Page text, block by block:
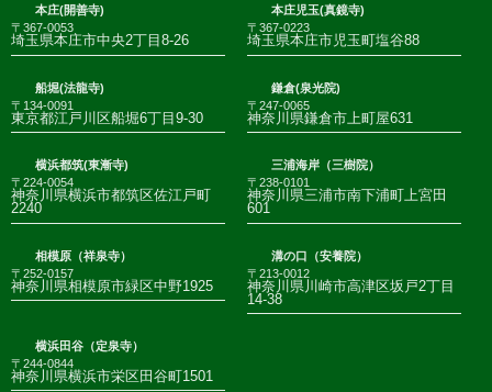
本庄(開善寺)
〒367-0053
埼玉県本庄市中央2丁目8-26
本庄児玉(真鏡寺)
〒367-0223
埼玉県本庄市児玉町塩谷88
船堀(法龍寺)
〒134-0091
東京都江戸川区船堀6丁目9-30
鎌倉(泉光院)
〒247-0065
神奈川県鎌倉市上町屋631
横浜都筑(東漸寺)
〒224-0054
神奈川県横浜市都筑区佐江戸町
2240
三浦海岸（三樹院）
〒238-0101
神奈川県三浦市南下浦町上宮田
601
相模原（祥泉寺）
〒252-0157
神奈川県相模原市緑区中野1925
溝の口（安養院）
〒213-0012
神奈川県川崎市高津区坂戸2丁目
14-38
横浜田谷（定泉寺）
〒244-0844
神奈川県横浜市栄区田谷町1501